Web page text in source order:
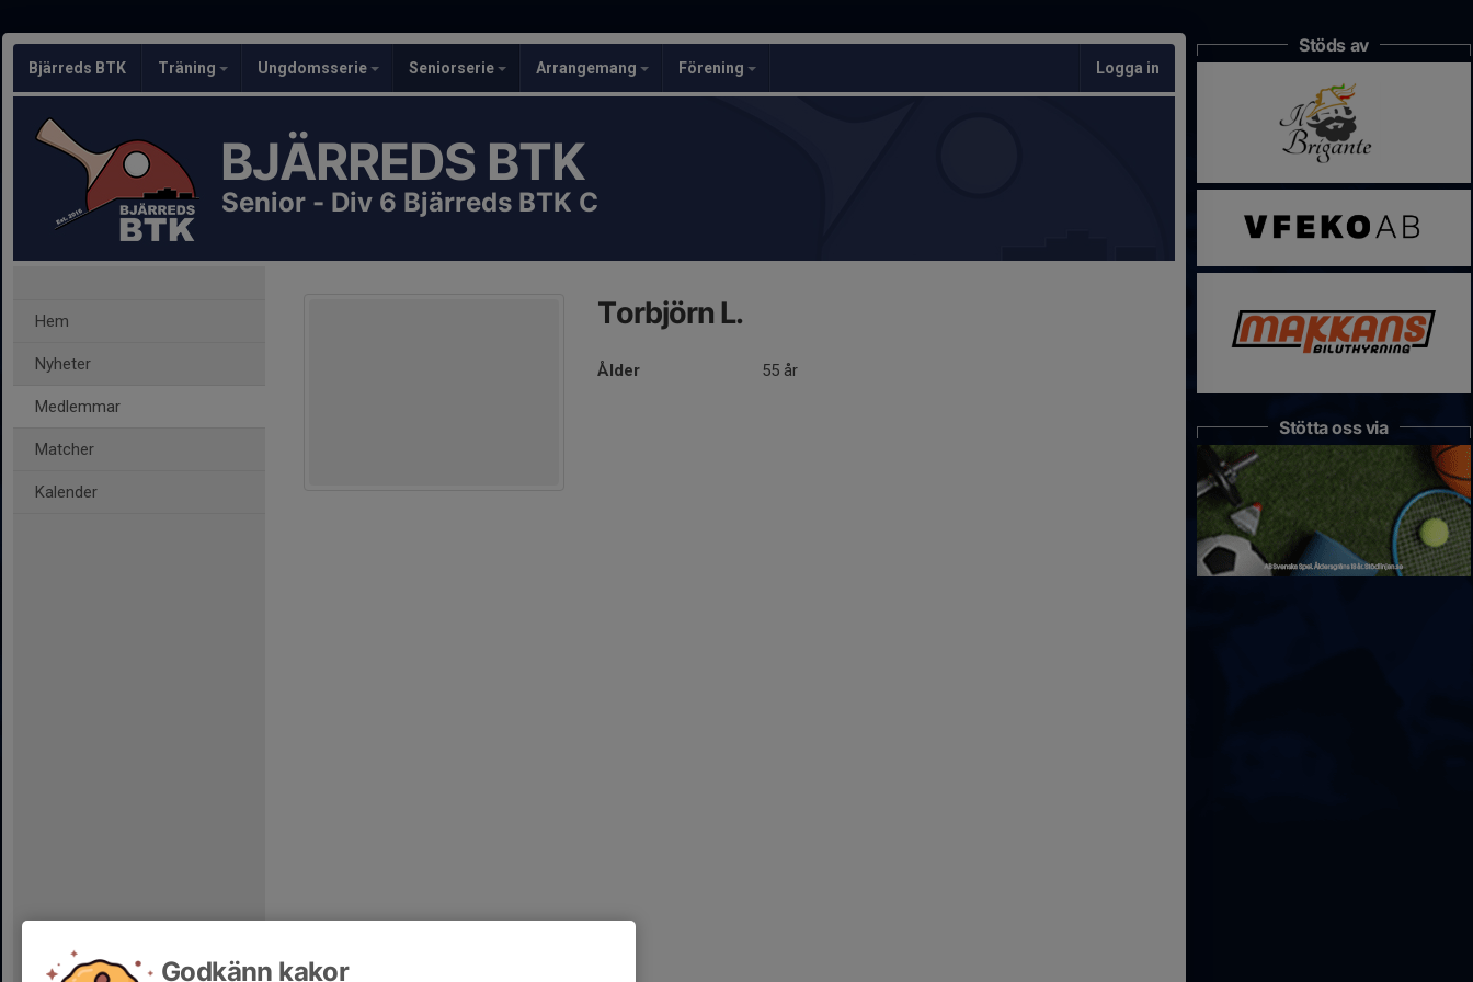
Bjärreds BTK Träning Ungdomsserie Seniorserie Arrangemang Förening Logga in
BJÄRREDS BTK
Senior - Div 6 Bjärreds BTK C
Hem
Nyheter
Medlemmar
Matcher
Kalender
Torbjörn L.
Ålder 55 år
Stöds av
Stötta oss via
Godkänn kakor